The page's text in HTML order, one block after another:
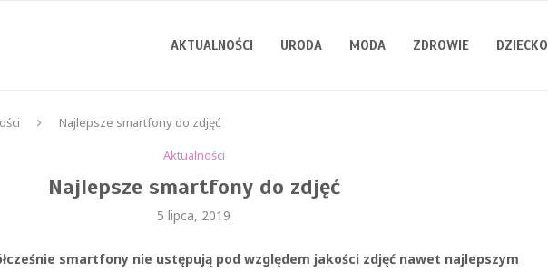
AKTUALNOŚCI URODA MODA ZDROWIE DZIECKO
Najlepsze smartfony do zdjęć
Aktualności
Najlepsze smartfony do zdjęć
5 lipca, 2019
smartfony nie ustępują pod względem jakości zdjęć nawet najlepszym